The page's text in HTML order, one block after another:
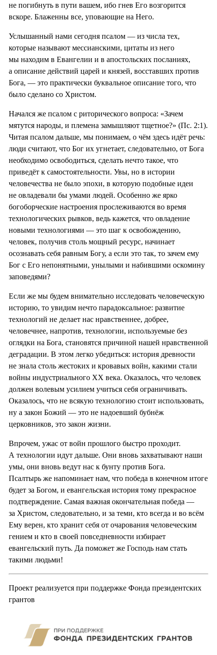
не погибнуть в пути вашем, ибо гнев Его возгорится
вскоре. Блаженны все, уповающие на Него.
Услышанный нами сегодня псалом — из числа тех,
которые называют мессианскими, цитаты из него
мы находим в Евангелии и в апостольских посланиях,
а описание действий царей и князей, восставших против
Бога, — это практически буквальное описание того, что
было сделано со Христом.
Начался же псалом с риторического вопроса: «Зачем
мятутся народы, и племена замышляют тщетное?» (Пс. 2:1).
Читая псалом дальше, мы понимаем, о чём здесь идёт речь:
люди считают, что Бог их угнетает, следовательно, от Бога
необходимо освободиться, сделать нечто такое, что
приведёт к самостоятельности. Увы, но в истории
человечества не было эпохи, в которую подобные идеи
не овладевали бы умами людей. Особенно же ярко
богоборческие настроения прослеживаются во время
технологических рывков, ведь кажется, что овладение
новыми технологиями — это шаг к освобождению,
человек, получив столь мощный ресурс, начинает
осознавать себя равным Богу, а если это так, то зачем ему
Бог с Его непонятными, унылыми и набившими оскомину
заповедями?
Если же мы будем внимательно исследовать человеческую
историю, то увидим нечто парадоксальное: развитие
технологий не делает нас нравственнее, добрее,
человечнее, напротив, технологии, используемые без
оглядки на Бога, становятся причиной нашей нравственной
деградации. В этом легко убедиться: история древности
не знала столь жестоких и кровавых войн, какими стали
войны индустриального XX века. Оказалось, что человек
должен волевым усилием учиться себя ограничивать.
Оказалось, что не всякую технологию стоит использовать,
ну а закон Божий — это не надоевший бубнёж
церковников, это закон жизни.
Впрочем, ужас от войн прошлого быстро проходит.
А технологии идут дальше. Они вновь захватывают наши
умы, они вновь ведут нас к бунту против Бога.
Псалтырь же напоминает нам, что победа в конечном итоге
будет за Богом, и евангельская история тому прекрасное
подтверждение. Самая важная окончательная победа —
за Христом, следовательно, и за теми, кто всегда и во всём
Ему верен, кто хранит себя от очарования человеческим
гением и кто в своей повседневности избирает
евангельский путь. Да поможет же Господь нам стать
такими людьми!
Проект реализуется при поддержке Фонда президентских
грантов